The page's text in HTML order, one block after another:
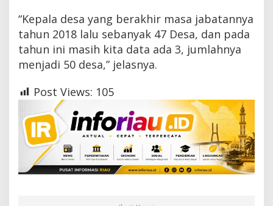
“Kepala desa yang berakhir masa jabatannya
tahun 2018 lalu sebanyak 47 Desa, dan pada
tahun ini masih kita data ada 3, jumlahnya
menjadi 50 desa,” jelasnya.
Post Views: 105